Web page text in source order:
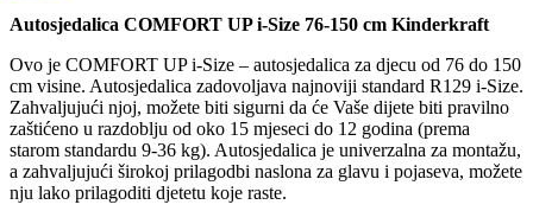
Autosjedalica COMFORT UP i-Size 76-150 cm Kinderkraft
Ovo je COMFORT UP i-Size – autosjedalica za djecu od 76 do 150
cm visine. Autosjedalica zadovoljava najnoviji standard R129 i-Size.
Zahvaljujući njoj, možete biti sigurni da će Vaše dijete biti pravilno
zaštićeno u razdoblju od oko 15 mjeseci do 12 godina (prema
starom standardu 9-36 kg). Autosjedalica je univerzalna za montažu,
a zahvaljujući širokoj prilagodbi naslona za glavu i pojaseva, možete
nju lako prilagoditi djetetu koje raste.